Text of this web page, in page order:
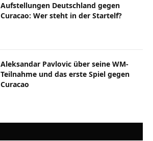
Aufstellungen Deutschland gegen
Curacao: Wer steht in der Startelf?
Aleksandar Pavlovic über seine WM-
Teilnahme und das erste Spiel gegen
Curacao